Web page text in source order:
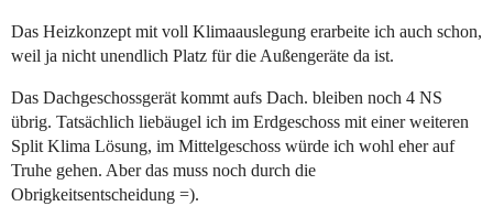
Das Heizkonzept mit voll Klimaauslegung erarbeite ich auch schon,
weil ja nicht unendlich Platz für die Außengeräte da ist.
Das Dachgeschossgerät kommt aufs Dach. bleiben noch 4 NS
übrig. Tatsächlich liebäugel ich im Erdgeschoss mit einer weiteren
Split Klima Lösung, im Mittelgeschoss würde ich wohl eher auf
Truhe gehen. Aber das muss noch durch die
Obrigkeitsentscheidung =).